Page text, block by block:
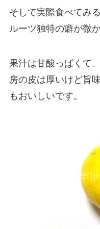
そして実際食べてみ
ルーツ独特の癖が微
果汁は甘酸っぱくて
房の皮は厚いけど旨
もおいしいです。